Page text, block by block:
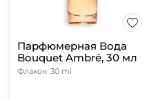
Парфюмерная Вода
Bouquet Ambré, 30 мл
Флакон 30 ml